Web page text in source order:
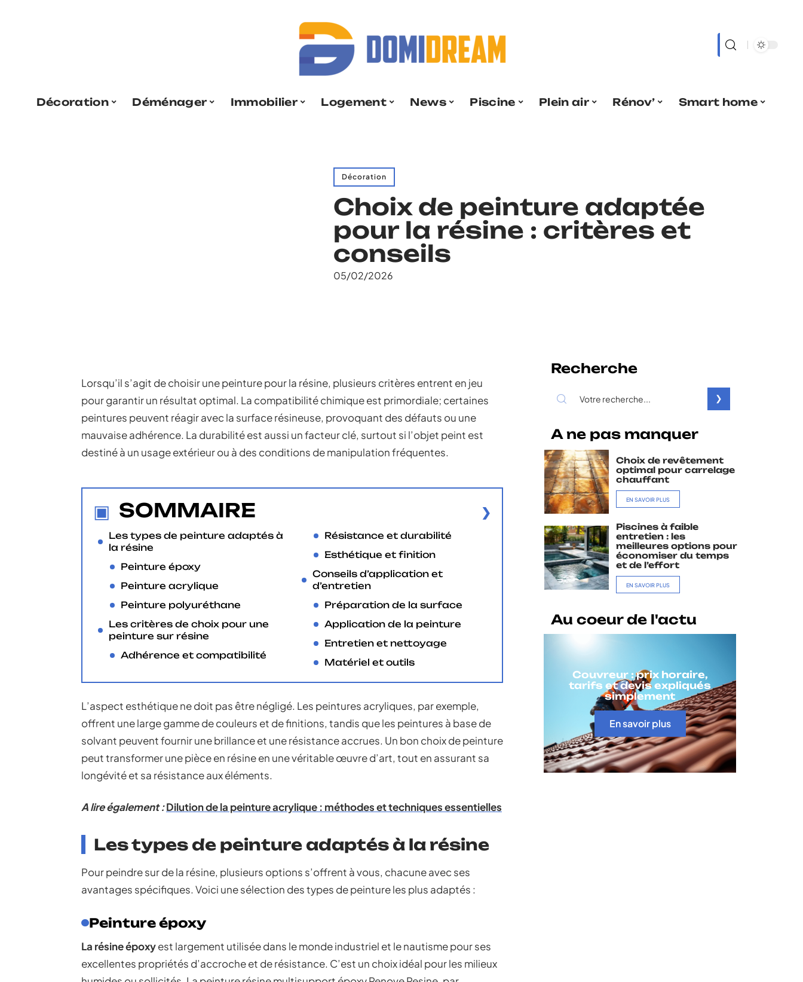
Décoration Déménager Immobilier Logement News Piscine Plein air Rénov’ Smart home
Décoration
Choix de peinture adaptée
pour la résine : critères et
conseils
05/02/2026
Lorsqu’il s’agit de choisir une peinture pour la résine, plusieurs critères entrent en jeu
pour garantir un résultat optimal. La compatibilité chimique est primordiale; certaines
peintures peuvent réagir avec la surface résineuse, provoquant des défauts ou une
mauvaise adhérence. La durabilité est aussi un facteur clé, surtout si l’objet peint est
destiné à un usage extérieur ou à des conditions de manipulation fréquentes.
SOMMAIRE
Les types de peinture adaptés à
la résine
Peinture époxy
Peinture acrylique
Peinture polyuréthane
Les critères de choix pour une
peinture sur résine
Adhérence et compatibilité
Résistance et durabilité
Esthétique et finition
Conseils d’application et
d’entretien
Préparation de la surface
Application de la peinture
Entretien et nettoyage
Matériel et outils
L’aspect esthétique ne doit pas être négligé. Les peintures acryliques, par exemple,
offrent une large gamme de couleurs et de finitions, tandis que les peintures à base de
solvant peuvent fournir une brillance et une résistance accrues. Un bon choix de peinture
peut transformer une pièce en résine en une véritable œuvre d’art, tout en assurant sa
longévité et sa résistance aux éléments.
A lire également :Dilution de la peinture acrylique : méthodes et techniques essentielles
Les types de peinture adaptés à la résine
Pour peindre sur de la résine, plusieurs options s’offrent à vous, chacune avec ses
avantages spécifiques. Voici une sélection des types de peinture les plus adaptés :
Peinture époxy
La résine époxyest largement utilisée dans le monde industriel et le nautisme pour ses
excellentes propriétés d’accroche et de résistance. C’est un choix idéal pour les milieux
Recherche
A ne pas manquer
Choix de revêtement
optimal pour carrelage
chauffant
EN SAVOIR PLUS
Piscines à faible
entretien : les
meilleures options pour
économiser du temps
et de l’effort
EN SAVOIR PLUS
Au coeur de l'actu
Couvreur : prix horaire,
tarifs et devis expliqués
simplement
En savoir plus